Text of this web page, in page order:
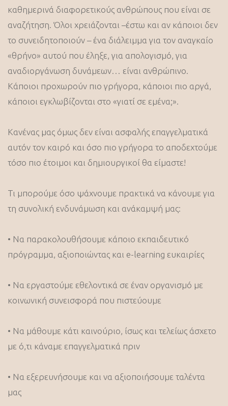
καθημερινά διαφορετικούς ανθρώπους που είναι σε
αναζήτηση. Όλοι χρειάζονται –έστω και αν κάποιοι δεν
το συνειδητοποιούν – ένα διάλειμμα για τον αναγκαίο
«θρήνο» αυτού που έληξε, για απολογισμό, για
αναδιοργάνωση δυνάμεων… είναι ανθρώπινο.
Κάποιοι προχωρούν πιο γρήγορα, κάποιοι πιο αργά,
κάποιοι εγκλωβίζονται στο «γιατί σε εμένα;».
Κανένας μας όμως δεν είναι ασφαλής επαγγελματικά
αυτόν τον καιρό και όσο πιο γρήγορα το αποδεχτούμε
τόσο πιο έτοιμοι και δημιουργικοί θα είμαστε!
Τι μπορούμε όσο ψάχνουμε πρακτικά να κάνουμε για
τη συνολική ενδυνάμωση και ανάκαμψή μας:
• Να παρακολουθήσουμε κάποιο εκπαιδευτικό
πρόγραμμα, αξιοποιώντας και e-learning ευκαιρίες
• Να εργαστούμε εθελοντικά σε έναν οργανισμό με
κοινωνική συνεισφορά που πιστεύουμε
• Να μάθουμε κάτι καινούριο, ίσως και τελείως άσχετο
με ό,τι κάναμε επαγγελματικά πριν
• Να εξερευνήσουμε και να αξιοποιήσουμε ταλέντα
μας